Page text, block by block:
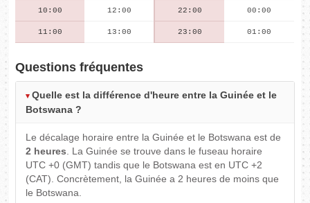
10:00 12:00 22:00 00:00
11:00 13:00 23:00 01:00
Questions fréquentes
Quelle est la différence d'heure entre la Guinée et le
Botswana ?
Le décalage horaire entre la Guinée et le Botswana est de
2 heures. La Guinée se trouve dans le fuseau horaire
UTC +0 (GMT) tandis que le Botswana est en UTC +2
(CAT). Concrètement, la Guinée a 2 heures de moins que
le Botswana.